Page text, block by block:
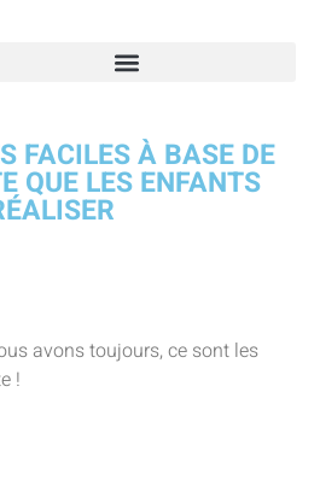
FACILES À BASE DE
QUE LES ENFANTS
avons toujours, ce sont les
!